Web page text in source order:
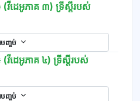
វីដេអូភាគ ៣) ទ្រីស្ដីរបស់
បញ្ចប់
វីដេអូភាគ ៤) ទ្រីស្ដីរបស់
បញ្ចប់